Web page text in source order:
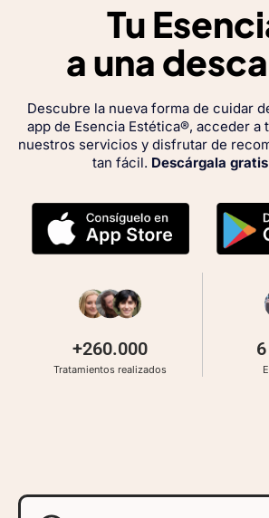
Tu
a una
Descubre la nueva forma de cuidar
app de Esencia Estética®, acceder a
nuestros servicios y disfrutar de
tan fácil. Descárgala gratis
+260.000
Tratamientos realizados